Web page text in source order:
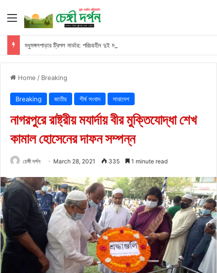
Menu
মধুমঙ্গলপাড়ার ট্রিপল মার্ডার: পরিচয়হীন দুই মরদেহের স্বজনের খোঁজ পুলিশের
Home / Breaking
Breaking জাতীয় শীর্ষ সংবাদ সারাদেশ
নাগরপুরে রাষ্ট্রীয় মযার্দায় বীর মুক্তিযোদ্ধা শেখ
কামাল হোসেনের দাফন সম্পন্ন
চেঙ্গী দর্পন March 28, 2021 335 1 minute read